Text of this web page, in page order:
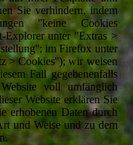
Sie verhindern, indem
''keine Cookies
Explorer unter ''Extras >
im Firefox unter
> Cookies''); wir weisen
Fall gegebenenfalls
voll umfänglich
Website erklären Sie
erhobenen Daten durch
und Weise und zu dem